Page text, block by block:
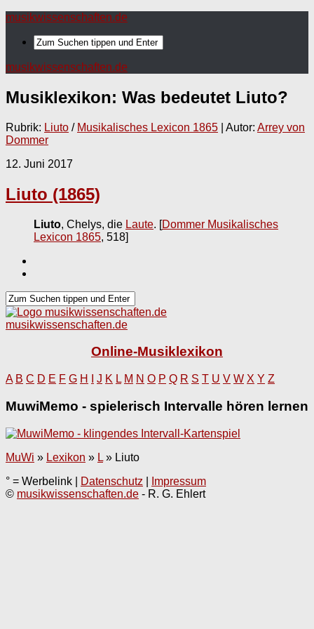
musikwissenschaften.de
musikwissenschaften.de
Musiklexikon: Was bedeutet Liuto?
Rubrik: Liuto / Musikalisches Lexicon 1865 | Autor: Arrey von
Dommer
12. Juni 2017
Liuto (1865)
Liuto, Chelys, die Laute. [Dommer Musikalisches
Lexicon 1865, 518]
musikwissenschaften.de
Online-Musiklexikon
A B C D E F G H J K L M N O P Q R S T U V W X Y Z
MuwiMemo - spielerisch Intervalle hören lernen
MuWi » Lexikon » L » Liuto
° = Werbelink |
Datenschutz
Impressum
© musikwissenschaften.de - R. G. Ehlert